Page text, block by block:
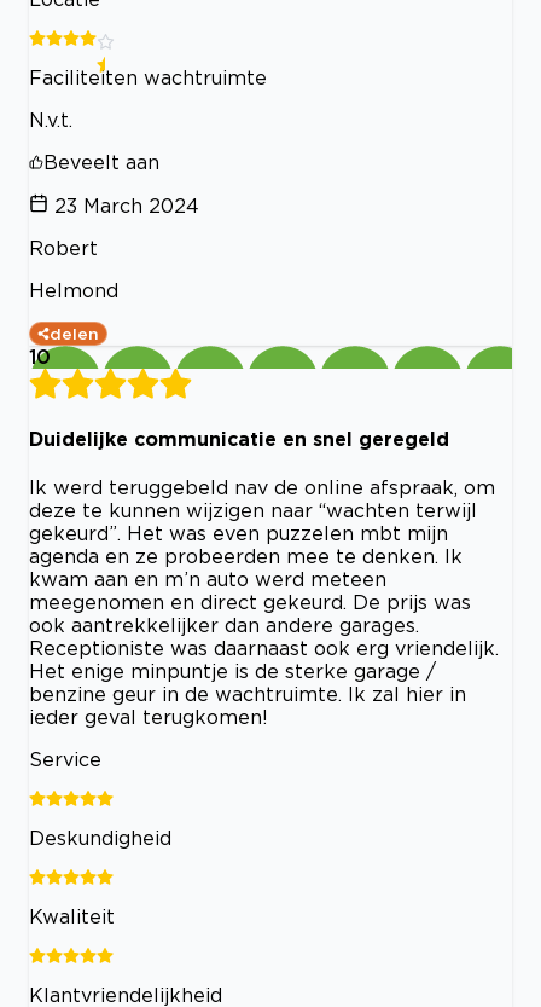
Faciliteiten wachtruimte
N.v.t.
Beveelt aan
23 March 2024
Robert
Helmond
delen
10
Duidelijke communicatie en snel geregeld
Ik werd teruggebeld nav de online afspraak, om
deze te kunnen wijzigen naar “wachten terwijl
gekeurd”. Het was even puzzelen mbt mijn
agenda en ze probeerden mee te denken. Ik
kwam aan en m’n auto werd meteen
meegenomen en direct gekeurd. De prijs was
ook aantrekkelijker dan andere garages.
Receptioniste was daarnaast ook erg vriendelijk.
Het enige minpuntje is de sterke garage /
benzine geur in de wachtruimte. Ik zal hier in
ieder geval terugkomen!
Service
Deskundigheid
Kwaliteit
Klantvriendelijkheid